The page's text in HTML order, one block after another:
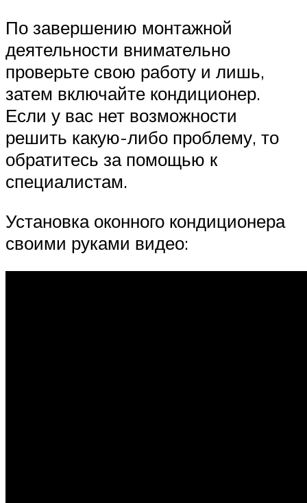
По завершению монтажной
деятельности внимательно
проверьте свою работу и лишь,
затем включайте кондиционер.
Если у вас нет возможности
решить какую-либо проблему, то
обратитесь за помощью к
специалистам.
Установка оконного кондиционера
своими руками видео: